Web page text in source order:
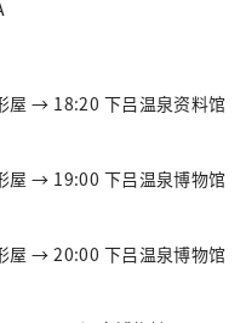
→ 18:20 下吕温泉资料馆
→ 19:00 下吕温泉博物馆
→ 20:00 下吕温泉博物馆